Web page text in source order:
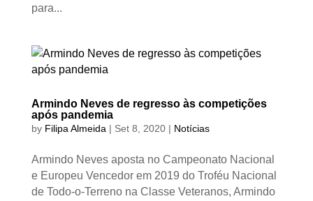
para...
Armindo Neves de regresso às competições
após pandemia
by Filipa Almeida | Set 8, 2020| Notícias
Armindo Neves aposta no Campeonato Nacional
e Europeu Vencedor em 2019 do Troféu Nacional
de Todo-o-Terreno na Classe Veteranos, Armindo